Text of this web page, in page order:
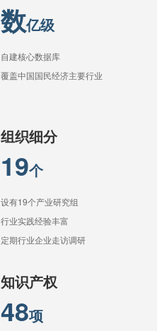
数亿级
自建核心数据库
覆盖中国国民经济主要行业
组织细分
19个
设有19个产业研究组
行业实践经验丰富
定期行业企业走访调研
知识产权
48项